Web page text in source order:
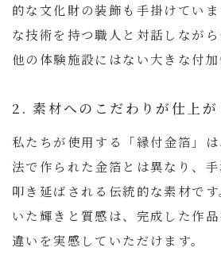
的な文化財の装飾も手掛けてい
な技術を持つ職人と対話しながら
他の体験施設にはない大きな付加
2. 素材へのこだわりが仕上が
私たちが使用する「縁付金箔」
法で作られた金箔とは異なり、
叩き延ばされる伝統的な素材で
いた輝きと質感は、完成した作
違いを実感していただけます。